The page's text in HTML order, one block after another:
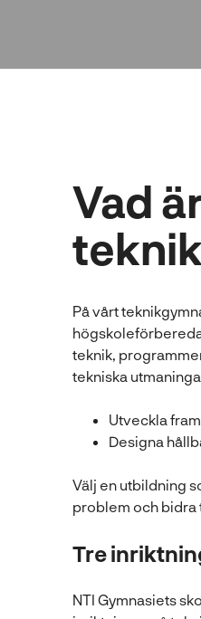
Vad
På vårt
teknik,
tekniska
Utveckla
Designa
Välj en utbildning
problem och bidra
Tre
NTI Gymnasiets